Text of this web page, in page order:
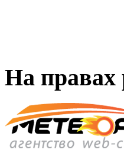
На